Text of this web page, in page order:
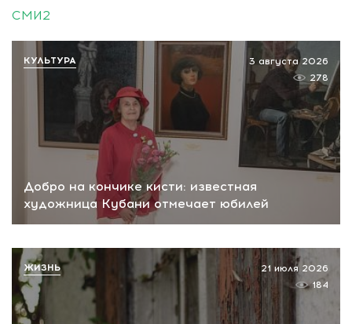
СМИ2
Добро на кончике кисти: известная
художница Кубани отмечает юбилей
3 августа 2026
278
КУЛЬТУРА
21 июля 2026
184
ЖИЗНЬ